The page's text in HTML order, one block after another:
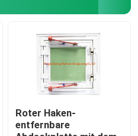
Roter Haken-
entfernbare